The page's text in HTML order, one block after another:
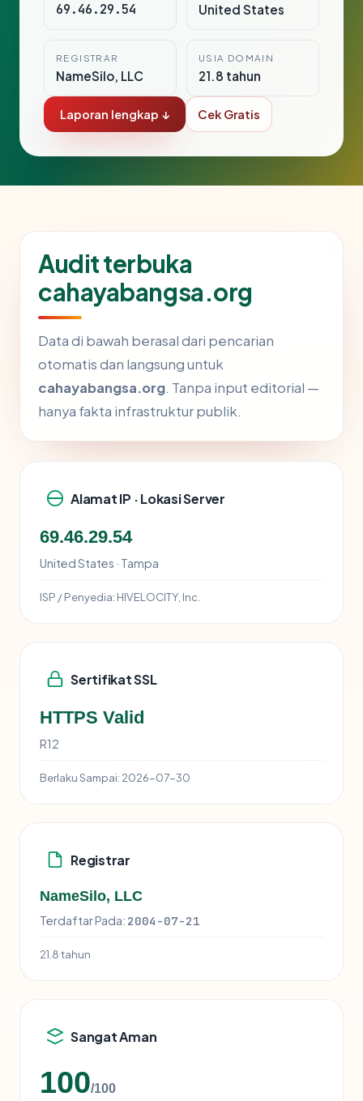
69.46.29.54 United States
REGISTRAR
NameSilo, LLC
USIA DOMAIN
21.8 tahun
Laporan lengkap ↓ Cek Gratis
Audit terbuka
cahayabangsa.org
Data di bawah berasal dari pencarian
otomatis dan langsung untuk
cahayabangsa.org. Tanpa input editorial —
hanya fakta infrastruktur publik.
Alamat IP · Lokasi Server
69.46.29.54
United States · Tampa
ISP / Penyedia: HIVELOCITY, Inc.
Sertifikat SSL
HTTPS Valid
R12
Berlaku Sampai: 2026-07-30
Registrar
NameSilo, LLC
Terdaftar Pada: 2004-07-21
21.8 tahun
Sangat Aman
100/100